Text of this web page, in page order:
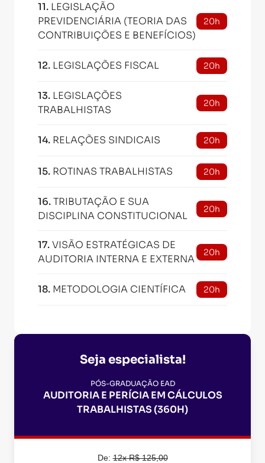
11. LEGISLAÇÃO
PREVIDENCIÁRIA (TEORIA DAS
CONTRIBUIÇÕES E BENEFÍCIOS)
20h
12. LEGISLAÇÕES FISCAL 20h
13. LEGISLAÇÕES
TRABALHISTAS
20h
14. RELAÇÕES SINDICAIS 20h
15. ROTINAS TRABALHISTAS 20h
16.TRIBUTAÇÃO E SUA
DISCIPLINA CONSTITUCIONAL
20h
17.VISÃO ESTRATÉGICAS DE
AUDITORIA INTERNA E EXTERNA
20h
18. METODOLOGIA CIENTÍFICA 20h
Seja especialista!
PÓS-GRADUAÇÃO EAD
AUDITORIA E PERÍCIA EM CÁLCULOS
TRABALHISTAS (360H)
De:12x R$ 125,00